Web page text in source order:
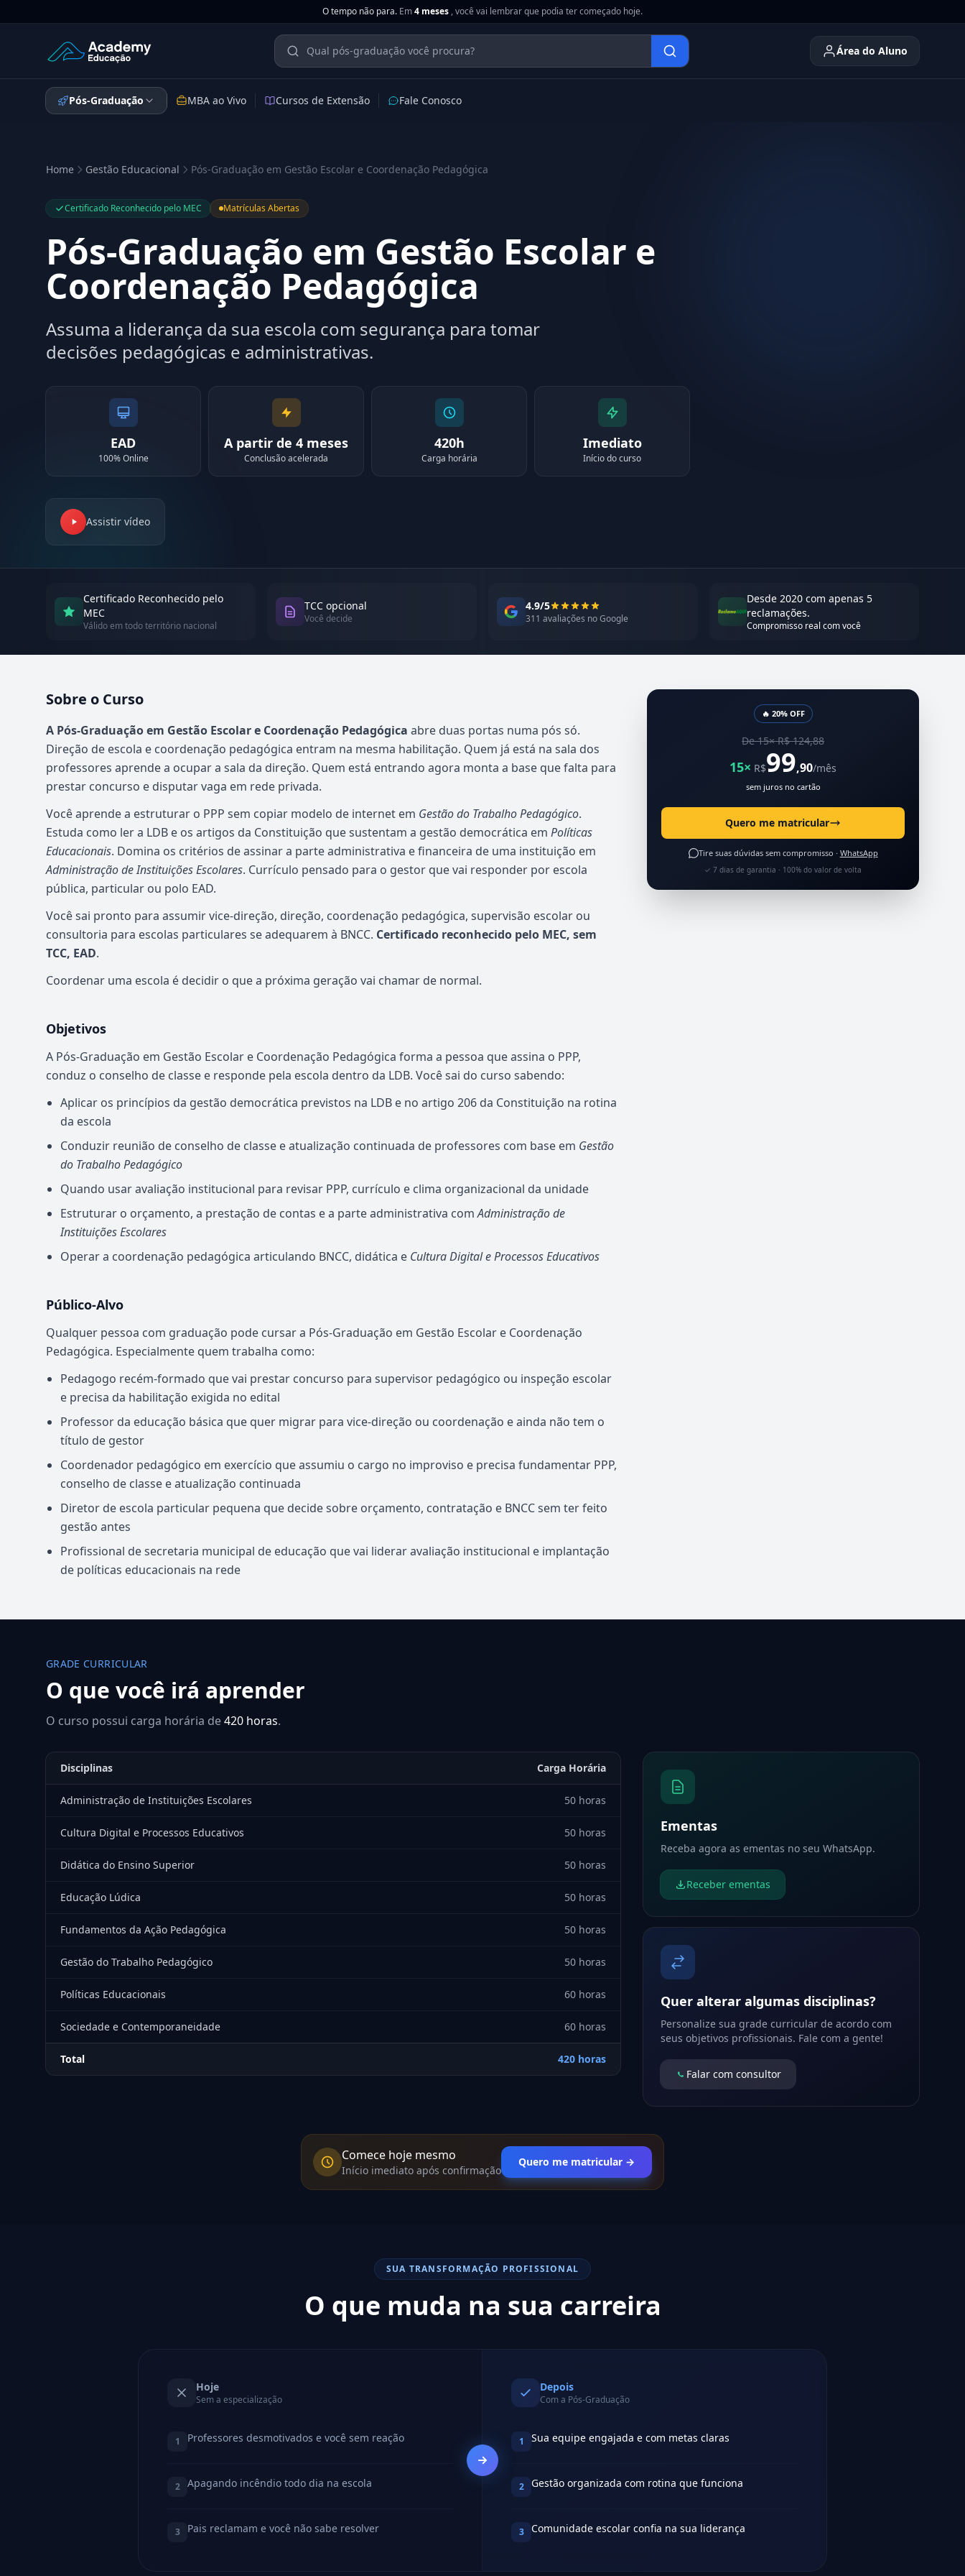
O tempo não para. Em4 meses , você vai lembrar que podia ter começado hoje.
Academy Educação — Página Inicial Área do Aluno
Pós-Graduação MBA ao Vivo Cursos de Extensão Fale Conosco
Home Gestão Educacional Pós-Graduação em Gestão Escolar e Coordenação Pedagógica
Certificado Reconhecido pelo MEC Matrículas Abertas
Pós-Graduação em Gestão Escolar e
Coordenação Pedagógica
Assuma a liderança da sua escola com segurança para tomar
decisões pedagógicas e administrativas.
EAD
100% Online
A partir de 4 meses
Conclusão acelerada
420h
Carga horária
Imediato
Início do curso
Assistir vídeo
Certificado Reconhecido pelo
MEC
Válido em todo território nacional
TCC opcional
Você decide
4.9/5
311 avaliações no Google
Desde 2020 com apenas 5
reclamações.
Compromisso real com você
Sobre o Curso
Atualizado em abril de 2026
A Pós-Graduação em Gestão Escolar e Coordenação Pedagógica abre duas portas numa pós só.
Direção de escola e coordenação pedagógica entram na mesma habilitação. Quem já está na sala dos
professores aprende a ocupar a sala da direção. Quem está entrando agora monta a base que falta para
prestar concurso e disputar vaga em rede privada.
Você aprende a estruturar o PPP sem copiar modelo de internet em Gestão do Trabalho Pedagógico.
Estuda como ler a LDB e os artigos da Constituição que sustentam a gestão democrática em Políticas
Educacionais. Domina os critérios de assinar a parte administrativa e financeira de uma instituição em
Administração de Instituições Escolares. Currículo pensado para o gestor que vai responder por escola
pública, particular ou polo EAD.
Você sai pronto para assumir vice-direção, direção, coordenação pedagógica, supervisão escolar ou
consultoria para escolas particulares se adequarem à BNCC. Certificado reconhecido pelo MEC, sem
TCC, EAD.
Coordenar uma escola é decidir o que a próxima geração vai chamar de normal.
Objetivos
A Pós-Graduação em Gestão Escolar e Coordenação Pedagógica forma a pessoa que assina o PPP,
conduz o conselho de classe e responde pela escola dentro da LDB. Você sai do curso sabendo:
Aplicar os princípios da gestão democrática previstos na LDB e no artigo 206 da Constituição na rotina
da escola
Conduzir reunião de conselho de classe e atualização continuada de professores com base em Gestão
do Trabalho Pedagógico
Quando usar avaliação institucional para revisar PPP, currículo e clima organizacional da unidade
Estruturar o orçamento, a prestação de contas e a parte administrativa comAdministração de
Instituições Escolares
Operar a coordenação pedagógica articulando BNCC, didática e Cultura Digital e Processos Educativos
Público-Alvo
Qualquer pessoa com graduação pode cursar a Pós-Graduação em Gestão Escolar e Coordenação
Pedagógica. Especialmente quem trabalha como:
Pedagogo recém-formado que vai prestar concurso para supervisor pedagógico ou inspeção escolar
e precisa da habilitação exigida no edital
Professor da educação básica que quer migrar para vice-direção ou coordenação e ainda não tem o
título de gestor
Coordenador pedagógico em exercício que assumiu o cargo no improviso e precisa fundamentar PPP,
conselho de classe e atualização continuada
Diretor de escola particular pequena que decide sobre orçamento, contratação e BNCC sem ter feito
gestão antes
Profissional de secretaria municipal de educação que vai liderar avaliação institucional e implantação
de políticas educacionais na rede
🔥 20% OFF
De 15× R$ 124,88
15× R$99,90/mês
sem juros no cartão
Quero me matricular
Tire suas dúvidas sem compromisso · WhatsApp
✓ 7 dias de garantia · 100% do valor de volta
GRADE CURRICULAR
O que você irá aprender
O curso possui carga horária de420 horas.
Disciplinas Carga Horária
Administração de Instituições Escolares 50 horas
Cultura Digital e Processos Educativos 50 horas
Didática do Ensino Superior 50 horas
Educação Lúdica 50 horas
Fundamentos da Ação Pedagógica 50 horas
Gestão do Trabalho Pedagógico 50 horas
Políticas Educacionais 60 horas
Sociedade e Contemporaneidade 60 horas
Total 420 horas
Ementas
Receba agora as ementas no seu WhatsApp.
Receber ementas
Quer alterar algumas disciplinas?
Personalize sua grade curricular de acordo com
seus objetivos profissionais. Fale com a gente!
Falar com consultor
Comece hoje mesmo
Início imediato após confirmação
Quero me matricular →
SUA TRANSFORMAÇÃO PROFISSIONAL
O que muda na sua carreira
Hoje
Sem a especialização
1 Professores desmotivados e você sem reação
2 Apagando incêndio todo dia na escola
3 Pais reclamam e você não sabe resolver
Depois
Com a Pós-Graduação
1 Sua equipe engajada e com metas claras
2 Gestão organizada com rotina que funciona
3 Comunidade escolar confia na sua liderança